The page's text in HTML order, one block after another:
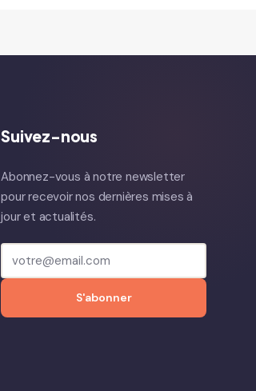
Suivez-nous
Abonnez-vous à notre newsletter
pour recevoir nos dernières mises à
jour et actualités.
S'abonner